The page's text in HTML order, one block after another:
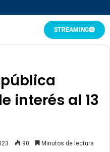
STREAMING
interés al 13
90 Minutos de lectura